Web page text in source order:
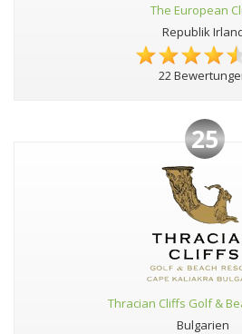
The European
Republik
22
25
Thracian Cliffs Golf &
Bulgarien